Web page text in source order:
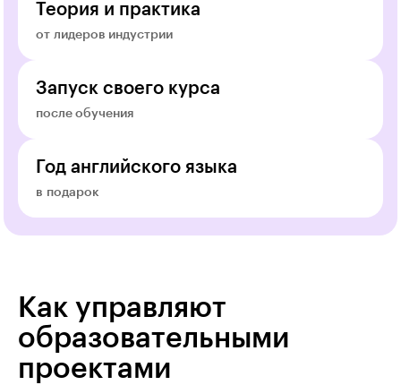
Теория и практика
от лидеров индустрии
Запуск своего курса
после обучения
Год английского языка
в подарок
Как управляют
образовательными
проектами